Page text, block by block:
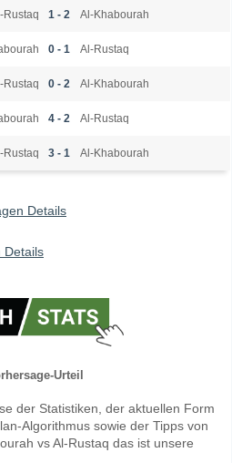
Rustaq 1 - 2 Al-Khabourah
0 - 1 Al-Rustaq
Rustaq 0 - 2 Al-Khabourah
4 - 2 Al-Rustaq
Rustaq 3 - 1 Al-Khabourah
Details
Details
Urteil
der Statistiken, der aktuellen Form
Algorithmus sowie der Tipps von
vs Al-Rustaq das ist unsere